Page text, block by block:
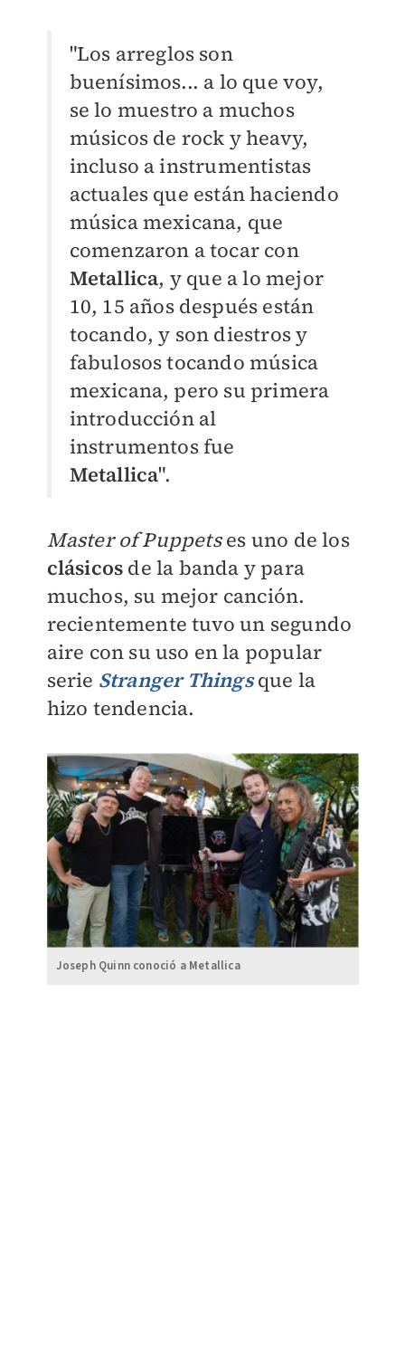
"Los arreglos son
buenísimos... a lo que voy,
se lo muestro a muchos
músicos de rock y heavy,
incluso a instrumentistas
actuales que están haciendo
música mexicana, que
comenzaron a tocar con
Metallica, y que a lo mejor
10, 15 años después están
tocando, y son diestros y
fabulosos tocando música
mexicana, pero su primera
introducción al
instrumentos fue
Metallica".
Master of Puppetses uno de los
clásicos de la banda y para
muchos, su mejor canción.
recientemente tuvo un segundo
aire con su uso en la popular
serie Stranger Thingsque la
hizo tendencia.
Joseph Quinn conoció a Metallica